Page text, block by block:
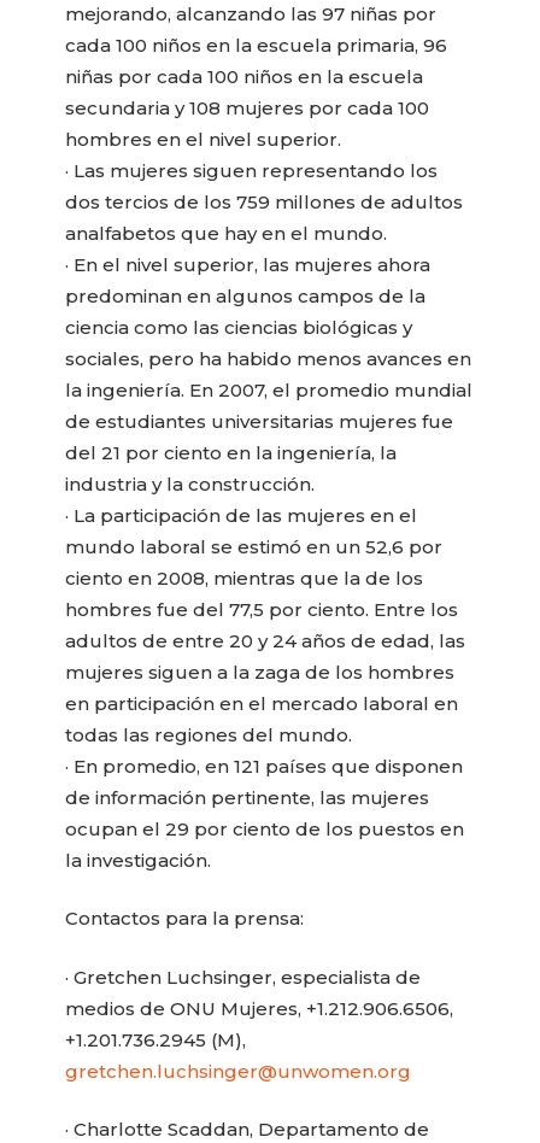
mejorando, alcanzando las 97 niñas por
cada 100 niños en la escuela primaria, 96
niñas por cada 100 niños en la escuela
secundaria y 108 mujeres por cada 100
hombres en el nivel superior.
· Las mujeres siguen representando los
dos tercios de los 759 millones de adultos
analfabetos que hay en el mundo.
· En el nivel superior, las mujeres ahora
predominan en algunos campos de la
ciencia como las ciencias biológicas y
sociales, pero ha habido menos avances en
la ingeniería. En 2007, el promedio mundial
de estudiantes universitarias mujeres fue
del 21 por ciento en la ingeniería, la
industria y la construcción.
· La participación de las mujeres en el
mundo laboral se estimó en un 52,6 por
ciento en 2008, mientras que la de los
hombres fue del 77,5 por ciento. Entre los
adultos de entre 20 y 24 años de edad, las
mujeres siguen a la zaga de los hombres
en participación en el mercado laboral en
todas las regiones del mundo.
· En promedio, en 121 países que disponen
de información pertinente, las mujeres
ocupan el 29 por ciento de los puestos en
la investigación.
Contactos para la prensa:
· Gretchen Luchsinger, especialista de
medios de ONU Mujeres, +1.212.906.6506,
+1.201.736.2945 (M),
gretchen.luchsinger@unwomen.org
· Charlotte Scaddan, Departamento de